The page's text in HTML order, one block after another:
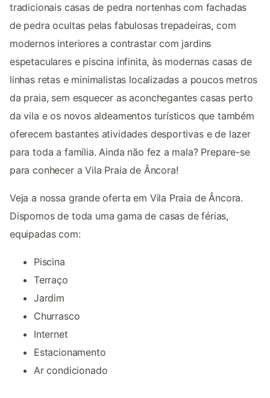
tradicionais casas de pedra nortenhas com fachadas
de pedra ocultas pelas fabulosas trepadeiras, com
modernos interiores a contrastar com jardins
espetaculares e piscina infinita, às modernas casas de
linhas retas e minimalistas localizadas a poucos metros
da praia, sem esquecer as aconchegantes casas perto
da vila e os novos aldeamentos turísticos que também
oferecem bastantes atividades desportivas e de lazer
para toda a família. Ainda não fez a mala? Prepare-se
para conhecer a Vila Praia de Âncora!
Veja a nossa grande oferta em Vila Praia de Âncora.
Dispomos de toda uma gama de casas de férias,
equipadas com:
Piscina
Terraço
Jardim
Churrasco
Internet
Estacionamento
Ar condicionado